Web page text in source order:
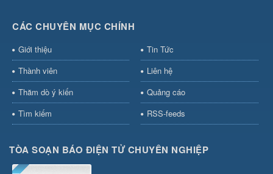
CÁC CHUYÊN MỤC CHÍNH
Giới thiệu
Tin Tức
Thành viên
Liên hệ
Thăm dò ý kiến
Quảng cáo
Tìm kiếm
RSS-feeds
TÒA SOẠN BÁO ĐIỆN TỬ CHUYÊN NGHIỆP